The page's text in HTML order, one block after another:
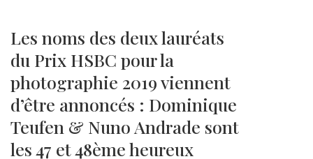
Les noms des deux lauréats
du Prix HSBC pour la
photographie 2019 viennent
d’être annoncés : Dominique
Teufen & Nuno Andrade sont
les 47 et 48ème heureux